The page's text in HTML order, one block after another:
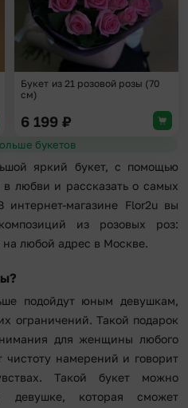
Букет из 21 розовой розы (70
см)
6 199 ₽
Показать больше букетов
яркий букет, с помощью
в любви и рассказать о самых
магазине Flor2u вы
из розовых роз:
на любой адрес в Москве.
подойдут юным девушкам,
ограничений. Такой подарок
для женщины любого
чистоту намерений и говорит
Такой букет можно
девушке, которая сможет